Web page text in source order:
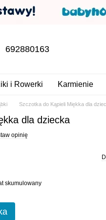
692880163
i Rowerki Karmienie
Szczotka do Kąpieli Miękka dla
dla dziecka
opinię
skumulowany